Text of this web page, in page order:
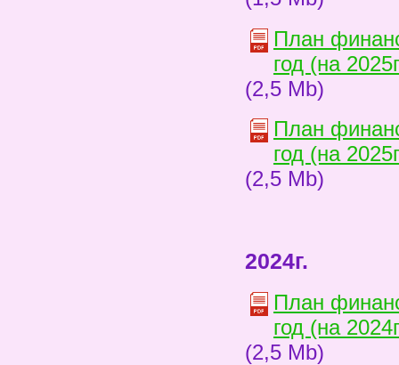
План
год (на
(2,5 Mb)
План
год (на
(2,5 Mb)
2024г.
План
год (на
(2,5 Mb)